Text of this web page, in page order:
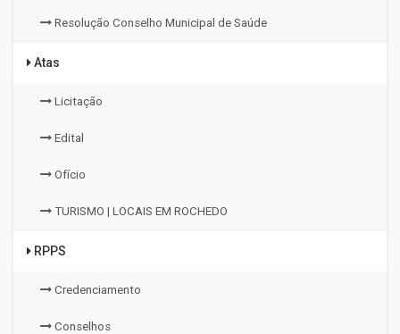
Resolução Conselho Municipal de Saúde
Atas
Licitação
Edital
Ofício
TURISMO | LOCAIS EM ROCHEDO
RPPS
Credenciamento
Conselhos